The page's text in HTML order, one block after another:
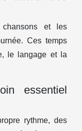
et les
Ces temps
le langage et la
essentiel
rythme, des